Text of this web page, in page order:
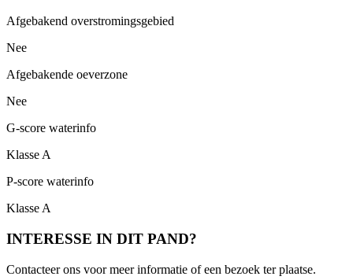
Afgebakend overstromingsgebied
Nee
Afgebakende oeverzone
Nee
G-score waterinfo
Klasse A
P-score waterinfo
Klasse A
INTERESSE IN DIT PAND?
Contacteer ons voor meer informatie of een bezoek ter plaatse.